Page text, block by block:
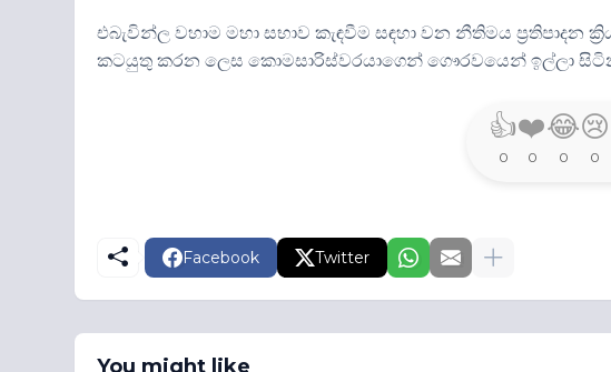
එබැවින්ල වහාම මහා සභාව කැඳවීම සඳහා වන නීතිමය ප්‍රතිපාදන
කටයුතු කරන ලෙස කොමසාරිස්වරයාගෙන් ගෞරවයෙන් ඉල්ලා
👍
0
❤️
0
😂
0
😢
0
Facebook Twitter
You might like